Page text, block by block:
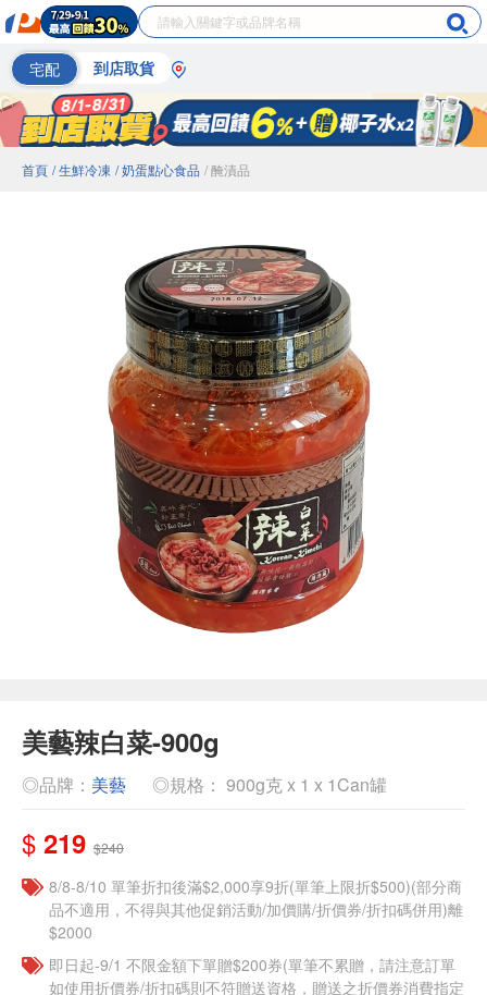
宅配 到店取貨
首頁 / 生鮮冷凍 / 奶蛋點心食品 / 醃漬品
美藝辣白菜-900g
◎品牌： 美藝 ◎規格： 900g克 x 1 x 1Can罐
$ 219 $240
8/8-8/10 單筆折扣後滿$2,000享9折(單筆上限折$500)(部分商
品不適用，不得與其他促銷活動/加價購/折價券/折扣碼併用)離
$2000
即日起-9/1 不限金額下單贈$200券(單筆不累贈，請注意訂單
如使用折價券/折扣碼則不符贈送資格，贈送之折價券消費指定